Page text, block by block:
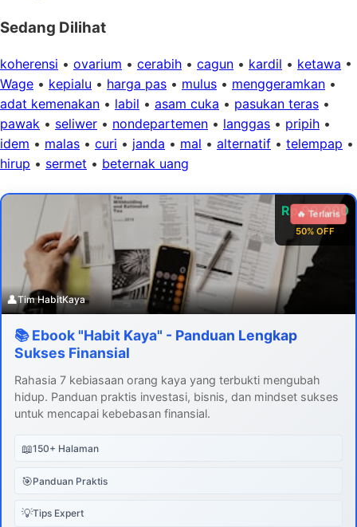
Sedang Dilihat
koherensi • ovarium • cerabih • cagun • kardil • ketawa •
Wage • kepialu • harga pas • mulus • menggeramkan •
adat kemenakan • labil • asam cuka • pasukan teras •
pawak • seliwer • nondepartemen • langgas • pripih •
idem • malas • curi • janda • mal • alternatif • telempap •
hirup • sermet • beternak uang
Rp 99.000
50% OFF
🔥 Terlaris
👤Tim HabitKaya
📚 Ebook "Habit Kaya" - Panduan Lengkap
Sukses Finansial
Rahasia 7 kebiasaan orang kaya yang terbukti mengubah
hidup. Panduan praktis investasi, bisnis, dan mindset sukses
untuk mencapai kebebasan finansial.
📖150+ Halaman
🎯Panduan Praktis
💡Tips Expert